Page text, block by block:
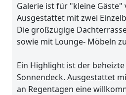
Galerie ist für "kleine
Ausgestattet mit zwei
Die großzügige
sowie mit Lounge- Möbeln
Ein Highlight ist der
Sonnendeck. Ausgestattet
an Regentagen eine